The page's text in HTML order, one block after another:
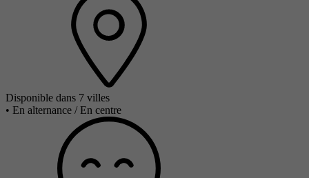
Disponible dans 7 villes
• En alternance / En centre